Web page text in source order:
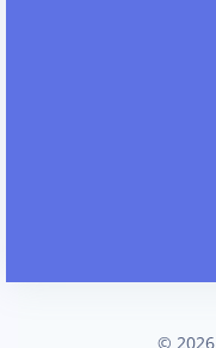
© 2026